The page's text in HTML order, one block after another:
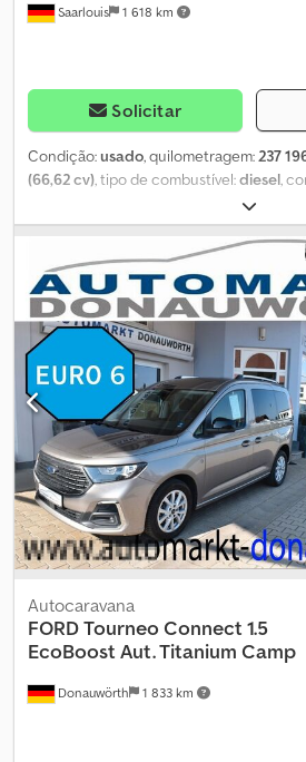
Saarlouis 1 618 km
Solicitar
Condição:usado, quilometragem:237
(66,62 cv), tipo de combustível:diesel,
, Ford Tourneo Connect
Quilometragem: 237.196 km Chodpeydb
Euro 4 Inspeção técnica válida até 01/
Vidros elétricos Caixa de velocidades
Donauwörth 1 833 km
Autocaravana
FORDTourneo Connect 1.5
EcoBoost Aut. Titanium Camp